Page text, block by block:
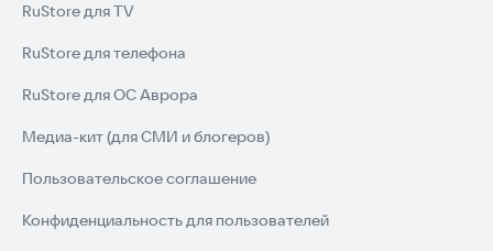
RuStore для TV
RuStore для телефона
RuStore для ОС Аврора
Медиа-кит (для СМИ и блогеров)
Пользовательское соглашение
Конфиденциальность для пользователей